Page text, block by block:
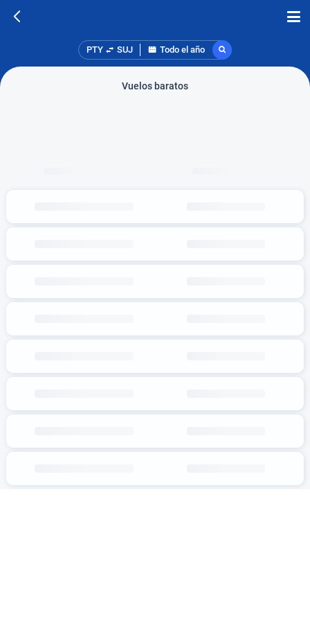
PTY SUJ Todo el año
Vuelos baratos